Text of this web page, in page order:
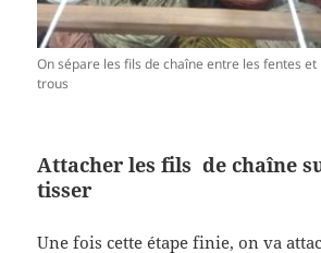
On sépare les fils de chaîne entre les fentes et
trous
Attacher les fils de chaîne
tisser
Une fois cette étape finie, on va